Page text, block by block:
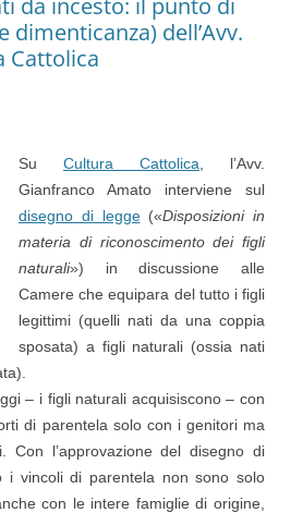
da incesto: il punto di
dimenticanza) dell’Avv.
Cattolica
Su Cultura Cattolica , l’Avv.
Gianfranco Amato interviene sul
disegno di legge(«Disposizioni in
materia di riconoscimento dei figli
naturali») in discussione alle
Camere che equipara del tutto i figli
legittimi (quelli nati da una coppia
sposata) a figli naturali (ossia nati
– i figli naturali acquisiscono – con
di parentela solo con i genitori ma
Con l’approvazione del disegno di
i vincoli di parentela non sono solo
con le intere famiglie di origine,